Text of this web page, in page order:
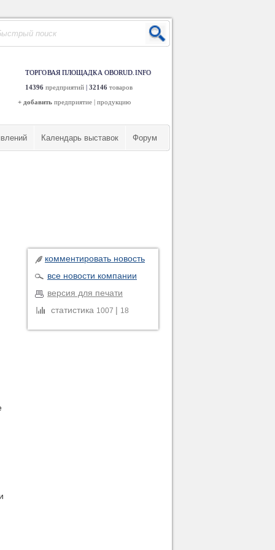
ТОРГОВАЯ ПЛОЩАДКА OBORUD.INFO
14396 предприятий | 32146 товаров
+ добавить предприятие | продукцию
Календарь выставок Форум
комментировать новость
все новости компании
версия для печати
статистика 1007 | 18